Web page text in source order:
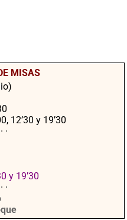
MISAS
12’30 y 19’30
·
y 19’30
·